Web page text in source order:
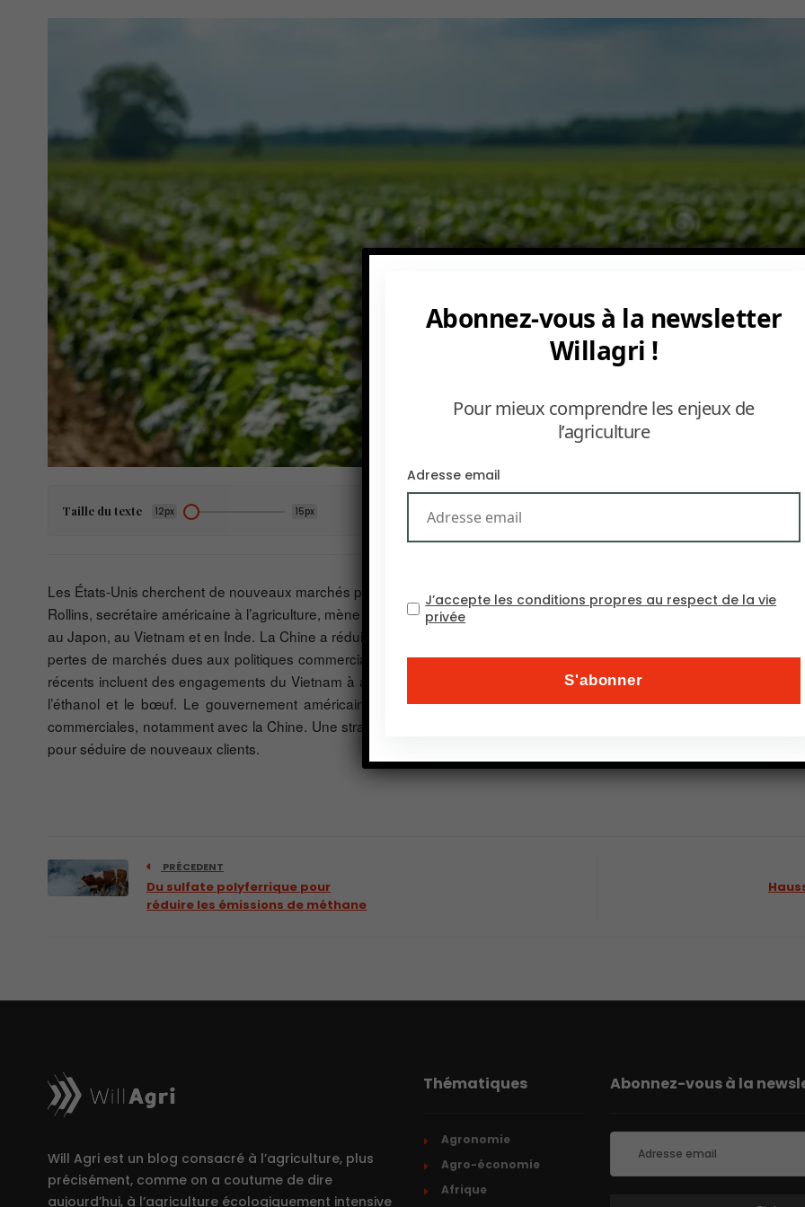
Taille du texte 12px 15px
Les États-Unis cherchent de nouveaux marchés pour leurs produits agricoles (soja, maïs, blé) en raison de la
Rollins, secrétaire américaine à l’agriculture, mène une campagne mondiale pour promouvoir les exportations agricoles
au Japon, au Vietnam et en Inde. La Chine a réduit ses commandes de soja, maïs et blé américains, se tournant vers
pertes de marchés dues aux politiques commerciales de Trump, les agriculteurs américains affichent un optimisme
récents incluent des engagements du Vietnam à acheter davantage de produits agricoles américains et un cadre
l’éthanol et le bœuf. Le gouvernement américain reste concentré sur l’ouverture de nouveaux marchés mondiaux
commerciales, notamment avec la Chine. Une stratégie pour réduire l’utilisation de pesticides dangereux pourrait être
pour séduire de nouveaux clients.
PRÉCEDENT
Du sulfate polyferrique pour
réduire les émissions de méthane
Will Agri est un blog consacré à l’agriculture, plus
précisément, comme on a coutume de dire
aujourd’hui, à l’agriculture écologiquement intensive
Thématiques
Agronomie
Agro-économie
Afrique
Abonnez-vous à la
Abonnez-vous à la newsletter
Willagri !
Pour mieux comprendre les enjeux de
l’agriculture
Adresse email
J’accepte les conditions propres au respect de la vie
privée